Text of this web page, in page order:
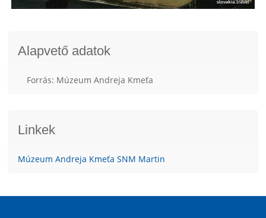
Alapvető adatok
Forrás: Múzeum Andreja Kmeťa
Linkek
Múzeum Andreja Kmeťa SNM Martin